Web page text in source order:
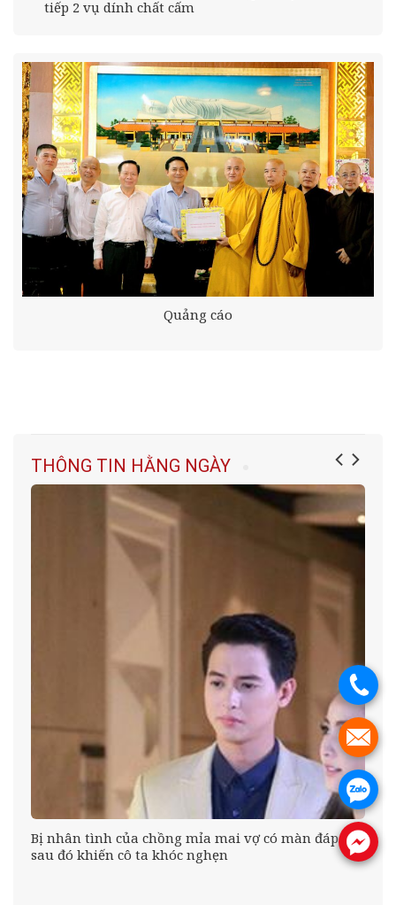
tiếp 2 vụ dính chất cấm
Quảng cáo
THÔNG TIN HẰNG NGÀY
Bị nhân tình của chồng mỉa mai vợ có màn đáp trả
sau đó khiến cô ta khóc nghẹn
.
.
.
.